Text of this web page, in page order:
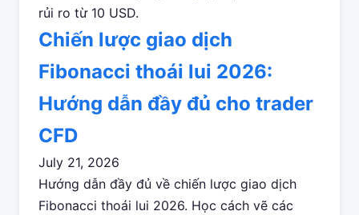
rủi ro từ 10 USD.
Chiến lược giao dịch
Fibonacci thoái lui 2026:
Hướng dẫn đầy đủ cho trader
CFD
July 21, 2026
Hướng dẫn đầy đủ về chiến lược giao dịch
Fibonacci thoái lui 2026. Học cách vẽ các